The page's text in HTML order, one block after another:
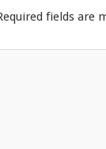
fields are